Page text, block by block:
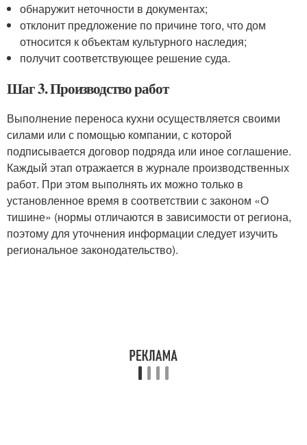
обнаружит неточности в документах;
отклонит предложение по причине того, что дом
относится к объектам культурного наследия;
получит соответствующее решение суда.
Шаг 3. Производство работ
Выполнение переноса кухни осуществляется своими
силами или с помощью компании, с которой
подписывается договор подряда или иное соглашение.
Каждый этап отражается в журнале производственных
работ. При этом выполнять их можно только в
установленное время в соответствии с законом «О
тишине» (нормы отличаются в зависимости от региона,
поэтому для уточнения информации следует изучить
региональное законодательство).